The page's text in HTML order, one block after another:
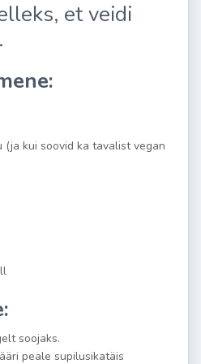
et veidi
(ja kui soovid ka tavalist vegan
soojaks.
peale supilusikatäis